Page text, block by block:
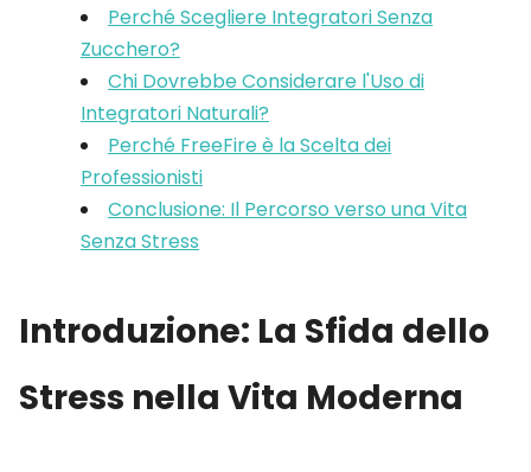
Perché Scegliere Integratori Senza
Zucchero?
Chi Dovrebbe Considerare l'Uso di
Integratori Naturali?
Perché FreeFire è la Scelta dei
Professionisti
Conclusione: Il Percorso verso una Vita
Senza Stress
Introduzione: La Sfida dello
Stress nella Vita Moderna